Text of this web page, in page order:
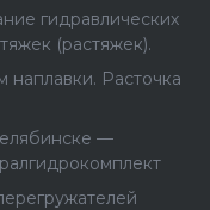
гидравлических
(растяжек).
наплавки. Расточка
—